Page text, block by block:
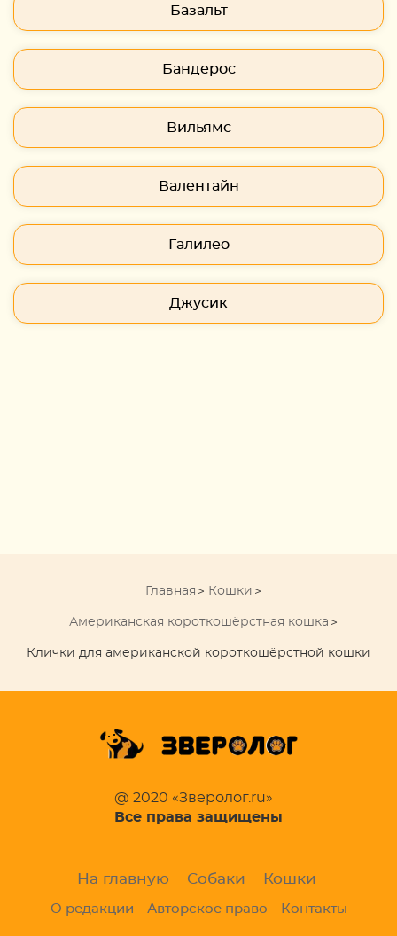
Базальт
Бандерос
Вильямс
Валентайн
Галилео
Джусик
Главная Кошки
Американская короткошёрстная кошка
Клички для американской короткошёрстной кошки
@ 2020 «Зверолог.ru»
Все права защищены
На главную Собаки Кошки
О редакции Авторское право Контакты